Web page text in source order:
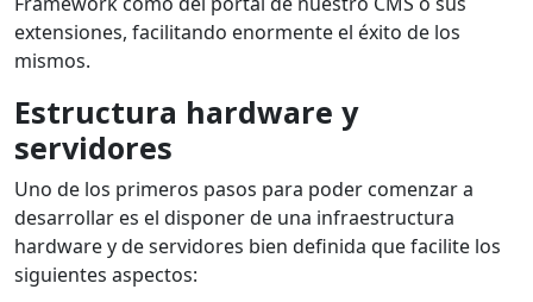
extensiones, facilitando enormente el éxito de los
mismos.
Estructura hardware y
servidores
Uno de los primeros pasos para poder comenzar a
desarrollar es el disponer de una infraestructura
hardware y de servidores bien definida que facilite los
siguientes aspectos: